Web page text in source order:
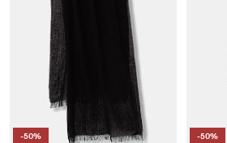
-50%
-50%